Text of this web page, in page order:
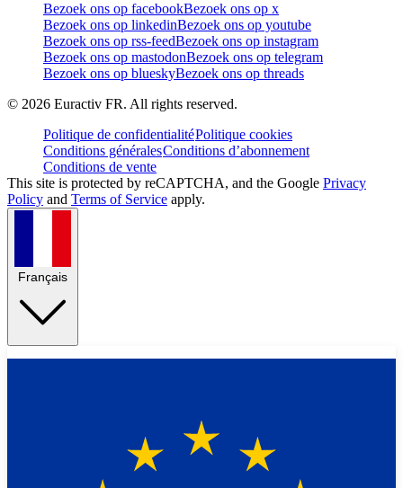
Bezoek ons op facebookBezoek ons op x
Bezoek ons op linkedinBezoek ons op youtube
Bezoek ons op rss-feedBezoek ons op instagram
Bezoek ons op mastodonBezoek ons op telegram
Bezoek ons op blueskyBezoek ons op threads
© 2026 Euractiv FR. All rights reserved.
Politique de confidentialitéPolitique cookies
Conditions généralesConditions d’abonnement
Conditions de vente
This site is protected by reCAPTCHA, and the Google Privacy
Policy and Terms of Service apply.
Français